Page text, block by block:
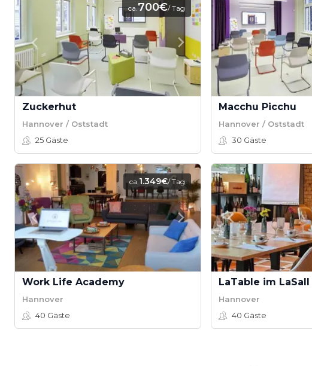
ca.700€/ Tag
Zuckerhut
Hannover / Oststadt
25 Gäste
Macchu Picchu
Hannover / Oststadt
30 Gäste
ca.1.349€/ Tag
Work Life Academy
Hannover
40 Gäste
Hannover
40 Gäste